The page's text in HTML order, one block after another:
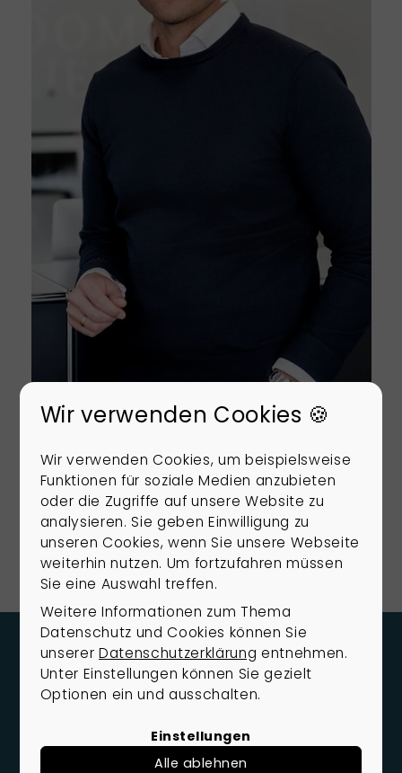
Björn Rosenboom
Geschäftsführung
+49 (0) 4941 69 78 826
KONTAKT
Wie dürfen wir Sie
Gerne beraten wir Sie zu Ihren Möglichkeiten
Wir verwenden Cookies 🍪
Wir verwenden Cookies, um beispielsweise
Funktionen für soziale Medien anzubieten
oder die Zugriffe auf unsere Website zu
analysieren. Sie geben Einwilligung zu
unseren Cookies, wenn Sie unsere Webseite
weiterhin nutzen. Um fortzufahren müssen
Sie eine Auswahl treffen.
Weitere Informationen zum Thema
Datenschutz und Cookies können Sie
unsererDatenschutzerklärung entnehmen.
Unter Einstellungen können Sie gezielt
Optionen ein und ausschalten.
Einstellungen
Alle ablehnen